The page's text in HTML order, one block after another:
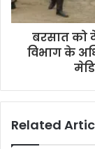
बरसात को
विभाग के
Related